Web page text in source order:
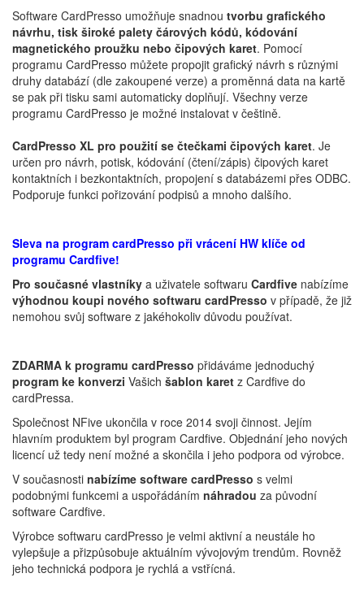
Software CardPresso umožňuje snadnou tvorbu grafického
návrhu, tisk široké palety čárových kódů, kódování
magnetického proužku nebo čipových karet. Pomocí
programu CardPresso můžete propojit grafický návrh s různými
druhy databází (dle zakoupené verze) a proměnná data na kartě
se pak při tisku sami automaticky doplňují. Všechny verze
programu CardPresso je možné instalovat v češtině.
CardPresso XL pro použití se čtečkami čipových karet. Je
určen pro návrh, potisk, kódování (čtení/zápis) čipových karet
kontaktních i bezkontaktních, propojení s databázemi přes ODBC.
Podporuje funkci pořizování podpisů a mnoho dalšího.
Sleva na program cardPresso při vrácení HW klíče od
programu Cardfive!
Pro současné vlastníky a uživatele softwaru Cardfive nabízíme
výhodnou koupi nového softwaru cardPresso v případě, že již
nemohou svůj software z jakéhokoliv důvodu používat.
ZDARMA k programu cardPresso přidáváme jednoduchý
program ke konverzi Vašich šablon karet z Cardfive do
cardPressa.
Společnost NFive ukončila v roce 2014 svoji činnost. Jejím
hlavním produktem byl program Cardfive. Objednání jeho nových
licencí už tedy není možné a skončila i jeho podpora od výrobce.
V současnosti nabízíme software cardPresso s velmi
podobnými funkcemi a uspořádáním náhradou za původní
software Cardfive.
Výrobce softwaru cardPresso je velmi aktivní a neustále ho
vylepšuje a přizpůsobuje aktuálním vývojovým trendům. Rovněž
jeho technická podpora je rychlá a vstřícná.